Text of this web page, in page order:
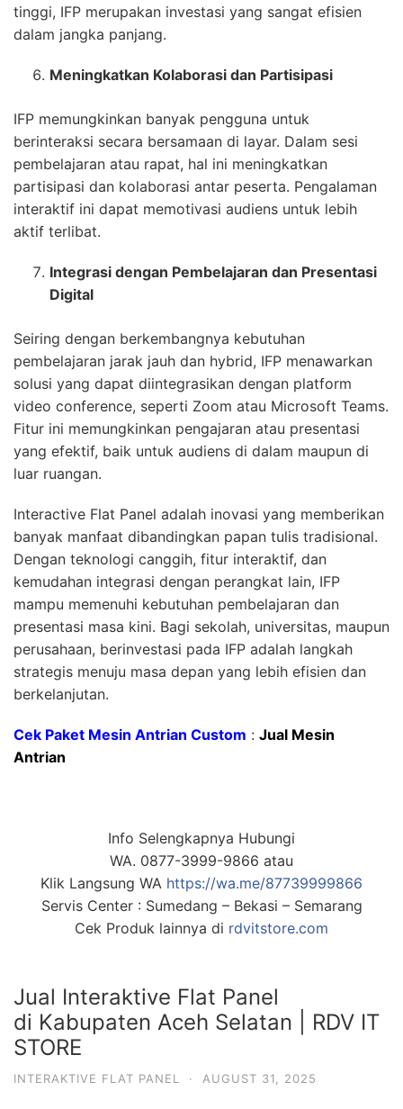
tinggi, IFP merupakan investasi yang sangat efisien
dalam jangka panjang.
Meningkatkan Kolaborasi dan Partisipasi
IFP memungkinkan banyak pengguna untuk
berinteraksi secara bersamaan di layar. Dalam sesi
pembelajaran atau rapat, hal ini meningkatkan
partisipasi dan kolaborasi antar peserta. Pengalaman
interaktif ini dapat memotivasi audiens untuk lebih
aktif terlibat.
Integrasi dengan Pembelajaran dan Presentasi
Digital
Seiring dengan berkembangnya kebutuhan
pembelajaran jarak jauh dan hybrid, IFP menawarkan
solusi yang dapat diintegrasikan dengan platform
video conference, seperti Zoom atau Microsoft Teams.
Fitur ini memungkinkan pengajaran atau presentasi
yang efektif, baik untuk audiens di dalam maupun di
luar ruangan.
Interactive Flat Panel adalah inovasi yang memberikan
banyak manfaat dibandingkan papan tulis tradisional.
Dengan teknologi canggih, fitur interaktif, dan
kemudahan integrasi dengan perangkat lain, IFP
mampu memenuhi kebutuhan pembelajaran dan
presentasi masa kini. Bagi sekolah, universitas, maupun
perusahaan, berinvestasi pada IFP adalah langkah
strategis menuju masa depan yang lebih efisien dan
berkelanjutan.
Cek Paket Mesin Antrian Custom : Jual Mesin
Antrian
Info Selengkapnya Hubungi
WA. 0877-3999-9866 atau
Klik Langsung WA https://wa.me/87739999866
Servis Center : Sumedang – Bekasi – Semarang
Cek Produk lainnya di rdvitstore.com
Jual Interaktive Flat Panel
di Kabupaten Aceh Selatan | RDV IT
STORE
INTERAKTIVE FLAT PANEL · AUGUST 31, 2025